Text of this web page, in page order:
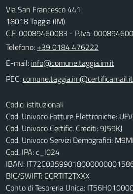
Via San Francesco 441
18018 Taggia (IM)
C.F. 00089460083 - P.Iva:
Telefono: +39 0184 476222
E-mail:
PEC:
Codici istituzionali
Cod. Univoco Fatture Elettroniche:
Cod. Univoco Certific. Crediti: 9J59KJ
Cod. Univoco Servizi Demografici:
Cod. IPA: c_l024
IBAN:
BIC/SWIFT: CCRTIT2TXXX
Conto di Tesoreria Unica: